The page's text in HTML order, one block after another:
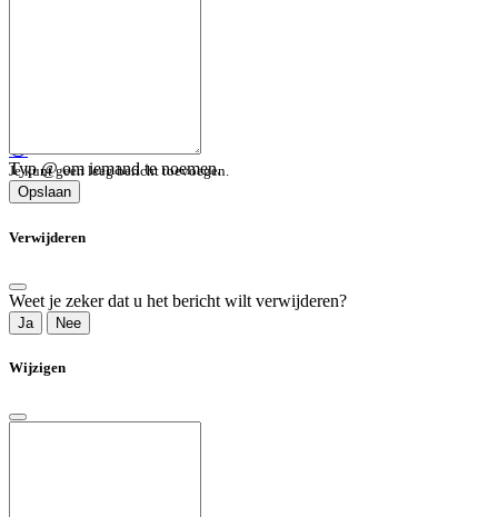
Typ @ om iemand te noemen.
😀
Je kunt geen leeg bericht toevoegen.
Opslaan
Verwijderen
Weet je zeker dat u het bericht wilt verwijderen?
Ja Nee
Wijzigen